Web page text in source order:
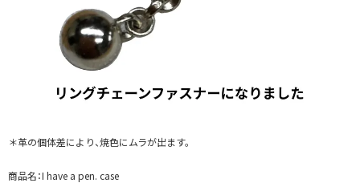
＊革の個体差により、焼色にムラが出ます。
商品名：I have a pen. case